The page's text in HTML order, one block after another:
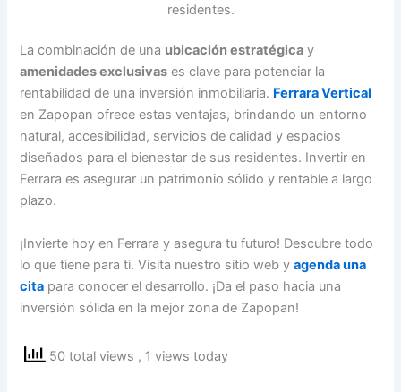
residentes.
La combinación de una ubicación estratégica y
amenidades exclusivas es clave para potenciar la
rentabilidad de una inversión inmobiliaria. Ferrara Vertical
en Zapopan ofrece estas ventajas, brindando un entorno
natural, accesibilidad, servicios de calidad y espacios
diseñados para el bienestar de sus residentes. Invertir en
Ferrara es asegurar un patrimonio sólido y rentable a largo
plazo.
¡Invierte hoy en Ferrara y asegura tu futuro! Descubre todo
lo que tiene para ti. Visita nuestro sitio web yagenda una
cita para conocer el desarrollo. ¡Da el paso hacia una
inversión sólida en la mejor zona de Zapopan!
50 total views , 1 views today